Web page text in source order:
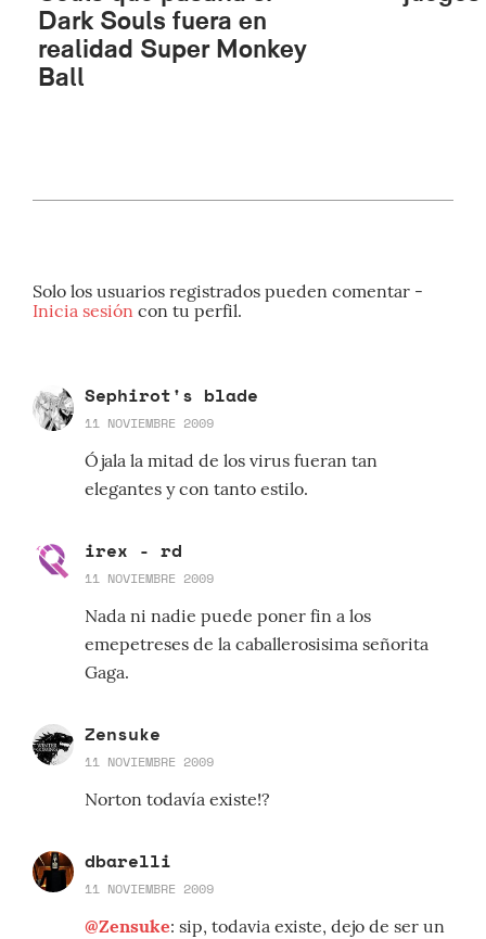
Dark Souls fuera en
realidad Super Monkey
Ball
Solo los usuarios registrados pueden comentar -
Inicia sesión con tu perfil.
Sephirot's blade
11 NOVIEMBRE 2009
Ójala la mitad de los virus fueran tan
elegantes y con tanto estilo.
irex - rd
11 NOVIEMBRE 2009
Nada ni nadie puede poner fin a los
emepetreses de la caballerosisima señorita
Gaga.
Zensuke
11 NOVIEMBRE 2009
Norton todavía existe!?
dbarelli
11 NOVIEMBRE 2009
@Zensuke: sip, todavia existe, dejo de ser un